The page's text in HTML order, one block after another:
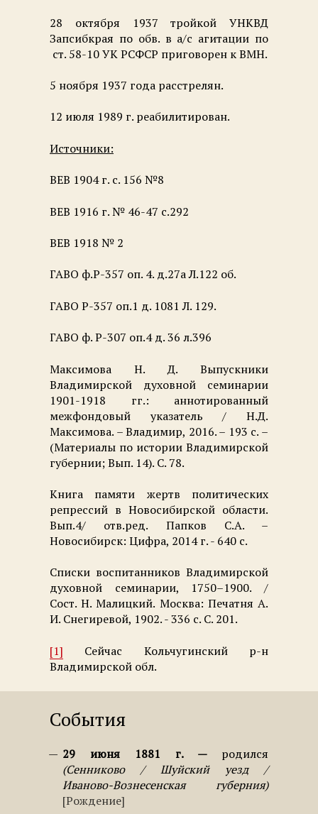
28 октября 1937 тройкой УНКВД
Запсибкрая по обв. в а/с агитации по
ст. 58-10 УК РСФСР приговорен к ВМН.
5 ноября 1937 года расстрелян.
12 июля 1989 г. реабилитирован.
Источники:
ВЕВ 1904 г. с. 156 №8
ВЕВ 1916 г. № 46-47 с.292
ВЕВ 1918 № 2
ГАВО ф.Р-357 оп. 4. д.27а Л.122 об.
ГАВО Р-357 оп.1 д. 1081 Л. 129.
ГАВО ф. Р-307 оп.4 д. 36 л.396
Максимова Н. Д. Выпускники
Владимирской духовной семинарии
1901-1918 гг.: аннотированный
межфондовый указатель / Н.Д.
Максимова. – Владимир, 2016. – 193 с. –
(Материалы по истории Владимирской
губернии; Вып. 14). С. 78.
Книга памяти жертв политических
репрессий в Новосибирской области.
Вып.4/ отв.ред. Папков С.А. –
Новосибирск: Цифра, 2014 г. - 640 с.
Списки воспитанников Владимирской
духовной семинарии, 1750–1900. /
Сост. Н. Малицкий. Москва: Печатня А.
И. Снегиревой, 1902. - 336 c. С. 201.
[1] Сейчас Кольчугинский р-н
Владимирской обл.
События
29 июня 1881 г.
родился
Сенниково / Шуйский уезд /
Иваново-Вознесенская губерния
Рождение